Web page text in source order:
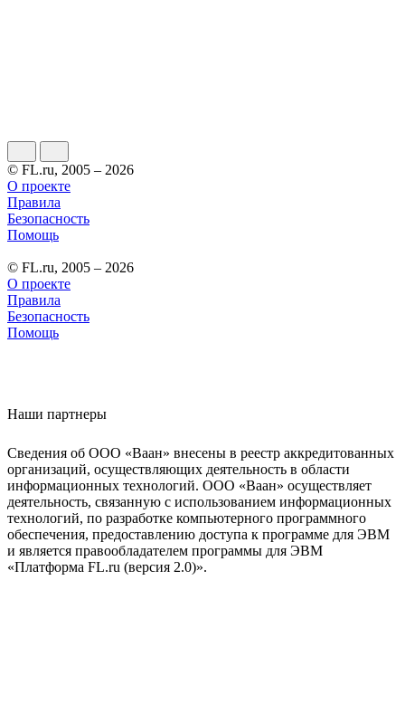
© FL.ru, 2005 – 2026
О проекте
Правила
Безопасность
Помощь
© FL.ru, 2005 – 2026
О проекте
Правила
Безопасность
Помощь
Наши партнеры
Сведения об ООО «Ваан» внесены в реестр аккредитованных
организаций, осуществляющих деятельность в области
информационных технологий. ООО «Ваан» осуществляет
деятельность, связанную с использованием информационных
технологий, по разработке компьютерного программного
обеспечения, предоставлению доступа к программе для ЭВМ
и является правообладателем программы для ЭВМ
«Платформа FL.ru (версия 2.0)».